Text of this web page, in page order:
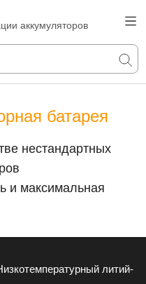
аккумуляторов
батарея
нестандартных
и максимальная
литий-